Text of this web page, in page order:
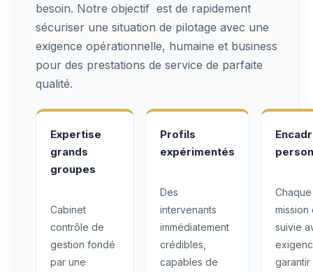
besoin. Notre objectif est de rapidement
sécuriser une situation de pilotage avec une
exigence opérationnelle, humaine et business
pour des prestations de service de parfaite
qualité.
Expertise
grands
groupes
Cabinet
contrôle de
gestion fondé
par une
Profils
expérimentés
Des
intervenants
immédiatement
crédibles,
capables de
Chaque
mission
suivie
garantir